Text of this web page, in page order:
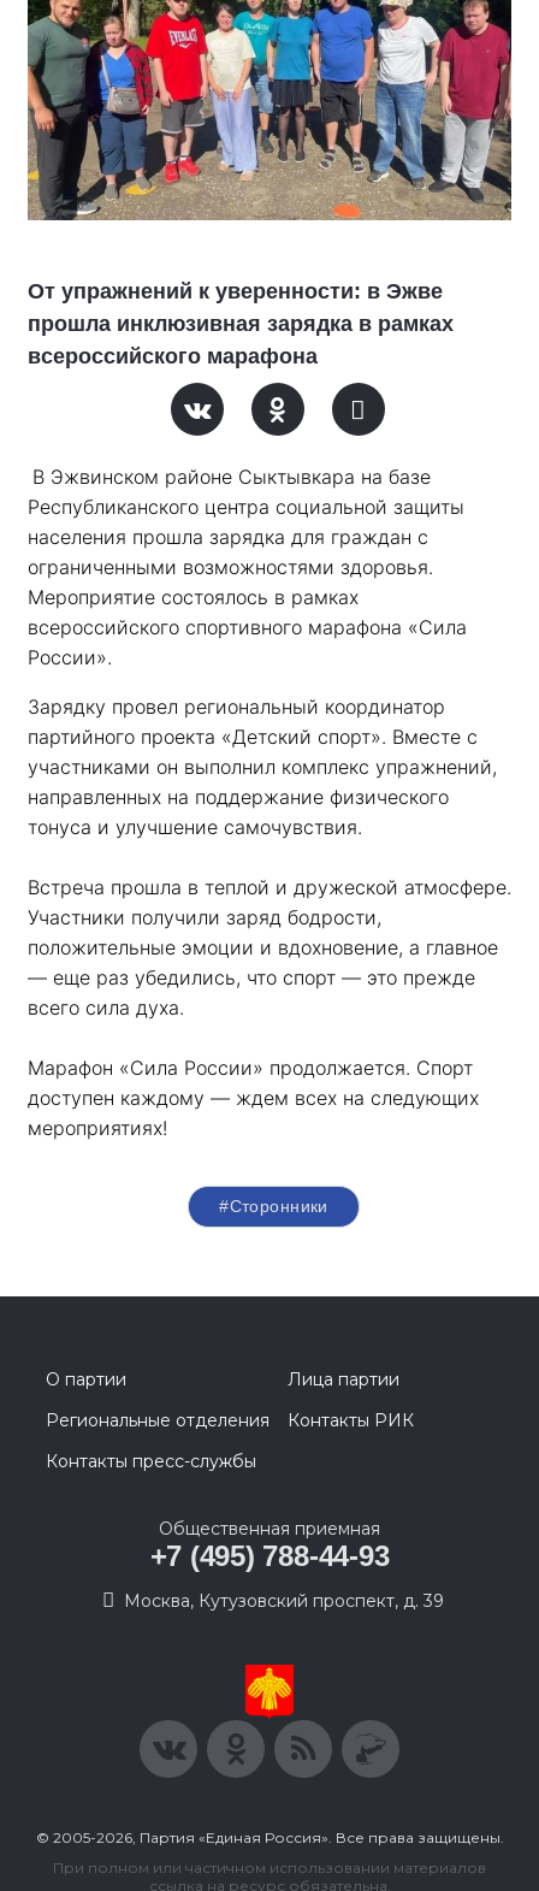
От упражнений к уверенности: в Эжве
прошла инклюзивная зарядка в рамках
всероссийского марафона
В Эжвинском районе Сыктывкара на базе
Республиканского центра социальной защиты
населения прошла зарядка для граждан с
ограниченными возможностями здоровья.
Мероприятие состоялось в рамках
всероссийского спортивного марафона «Сила
России».
Зарядку провел региональный координатор
партийного проекта «Детский спорт». Вместе с
участниками он выполнил комплекс упражнений,
направленных на поддержание физического
тонуса и улучшение самочувствия.
Встреча прошла в теплой и дружеской атмосфере.
Участники получили заряд бодрости,
положительные эмоции и вдохновение, а главное
— еще раз убедились, что спорт — это прежде
всего сила духа.
Марафон «Сила России» продолжается. Спорт
доступен каждому — ждем всех на следующих
мероприятиях!
#Сторонники
О партии
Лица партии
Региональные отделения
Контакты РИК
Контакты пресс-службы
Общественная приемная
+7 (495) 788-44-93
Москва, Кутузовский проспект, д. 39
© 2005-2026, Партия «Единая Россия». Все права защищены.
При полном или частичном использовании материалов
ссылка на ресурс обязательна.